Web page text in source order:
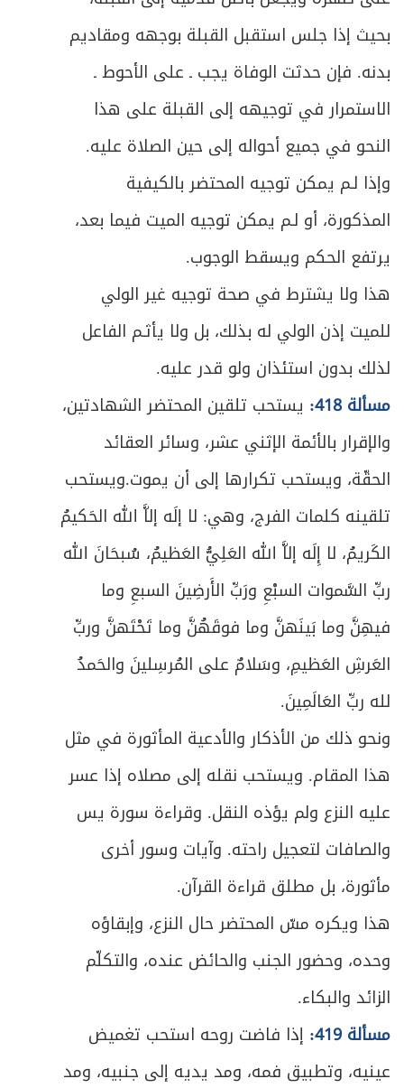
بحيث إذا جلس استقبل القبلة بوجهه ومقاديم
بدنه. فإن حدثت الوفاة يجب ـ على الأحوط ـ
الاستمرار في توجيهه إلى القبلة على هذا
النحو في جميع أحواله إلى حين الصلاة عليه.
وإذا لـم يمكن توجيه المحتضر بالكيفية
المذكورة، أو لـم يمكن توجيه الميت فيما بعد،
يرتفع الحكم ويسقط الوجوب.
هذا ولا يشترط في صحة توجيه غير الولي
للميت إذن الولي له بذلك، بل ولا يأثـم الفاعل
لذلك بدون استئذان ولو قدر عليه.
مسألة 418:
يستحب تلقين المحتضر الشهادتين،
والإقرار بالأئمة الإثني عشر، وسائر العقائد
الحقّة، ويستحب تكرارها إلى أن يموت.ويستحب
تلقينه كلمات الفرج، وهي: لا إلَه إلاَّ الله الحَكيمُ
الكَريمُ، لا إِلَه إلاَّ الله العَلِيُّ العَظيمُ، سُبحَانَ الله
ربِّ السَّموات السبْعِ ورَبِّ الأَرضِينَ السبعِ وما
فيهِنَّ وما بَينَهنَّ وما فوقَهُنَّ وما تَحْتَهنَّ وربِّ
العَرشِ العَظيمِ، وسَلامٌ على المُرسِلينَ والحَمدُ
لله ربِّ العَالَمِينَ.
ونحو ذلك من الأذكار والأدعية المأثورة في مثل
هذا المقام. ويستحب نقله إلى مصلاه إذا عسر
عليه النزع ولم يؤذه النقل. وقراءة سورة يس
والصافات لتعجيل راحته. وآيات وسور أخرى
مأثورة، بل مطلق قراءة القرآن.
هذا ويكره مسّ المحتضر حال النزع، وإبقاؤه
وحده، وحضور الجنب والحائض عنده، والتكلّم
الزائد والبكاء.
مسألة 419:
إذا فاضت روحه استحب تغميض
عينيه، وتطبيق فمه، ومد يديه إلى جنبيه، ومد
ص
415 المبحث الرابع ـ في صلوات أخرى مستحبة
ص417
ص
419 متى يجب القضاء؟
ص
420 ما يَجب قضاؤه من الصلاة
421 أحكام القضاء
ص
423 القضاء عن الميت
ص
430 الباب الثالث - في الصوم والاعتكاف
432 الفصل الأول - في الصوم
ص
433 المبحث الأول ـ في ثبوت الهلال
ص
443 المبحث الثاني ـ في شروط الصوم
448 المبحث الثالث ـ في الصوم ونيته
ص
454 المبحث الرابع ـ في المفطرات
461
ص
467 المبحث السادس ـ في الفدية
ص
469 المبحث السابع ـ في القضاء
473 الفصل الثاني: في الاعتكاف
ص
475 المبحث الأول ـ في شرائط الاعتكاف
ص
478 المبحث الثاني ـ في ما يحرم على المعتكف
479 المبحث الثالث ـ في أحكام الاعتكاف
ص
483 الباب الرابع: في الزكاة
ص
485 الفصل الأول: ما تجب زكاته